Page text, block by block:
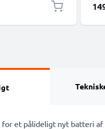
for et pålideligt nyt batteri af